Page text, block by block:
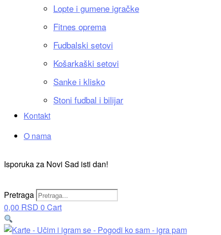
Lopte i gumene igračke
Fitnes oprema
Fudbalski setovi
Košarkaški setovi
Sanke i klisko
Stoni fudbal i bilijar
Kontakt
O nama
Isporuka za Novi Sad isti dan!
Pretraga
0,00 RSD 0 Cart